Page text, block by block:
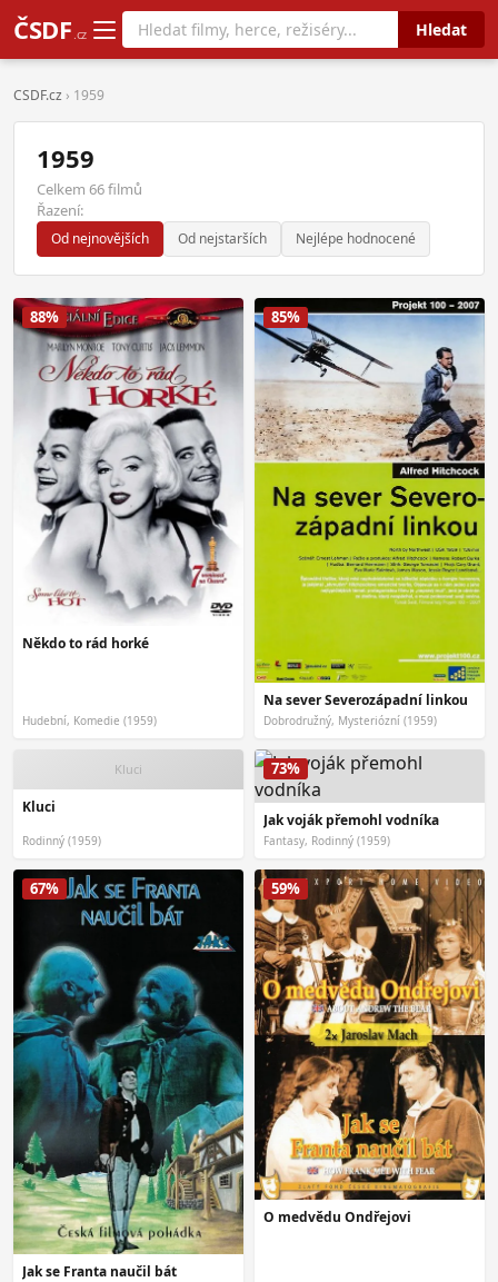
ČSDF .cz Hledat
CSDF.cz › 1959
1959
Celkem 66 filmů
Řazení:
Od nejnovějších Od nejstarších Nejlépe hodnocené
88%
Někdo to rád horké
Hudební, Komedie (1959)
85%
Na sever Severozápadní linkou
Dobrodružný, Mysteriózní (1959)
Kluci
Kluci
Rodinný (1959)
73%
Jak voják přemohl vodníka
Fantasy, Rodinný (1959)
67%
Jak se Franta naučil bát
59%
O medvědu Ondřejovi